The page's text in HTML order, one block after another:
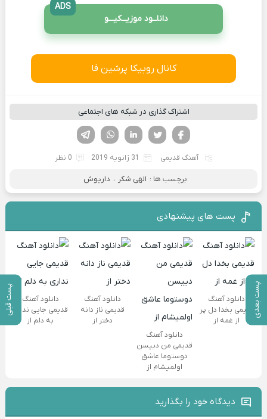
پست بعدی پست قبلی
دانلــود موزیــکیـــو
ADS
کانال روبیکا پرشین فا
اشتراک گذاری در شبکه های اجتماعی
لینکدین تویتر
فیسوک
آهنگ قدیمی 31 ژانویه 2019 0 نظر
برچسب ها : الهی شکر ، داریوش
پست های پیشنهادی
دانلود آهنگ
قدیمی بخدا دل پر
از غمه از
دانلود آهنگ
قدیمی من دییسن
دوستوما عاشق
اولمیشام از
دانلود آهنگ
قدیمی ناز دانه
دختر از
دانلود آهنگ
قدیمی جایی نداری
به دلم از
دیدگاه خود را بگذارید